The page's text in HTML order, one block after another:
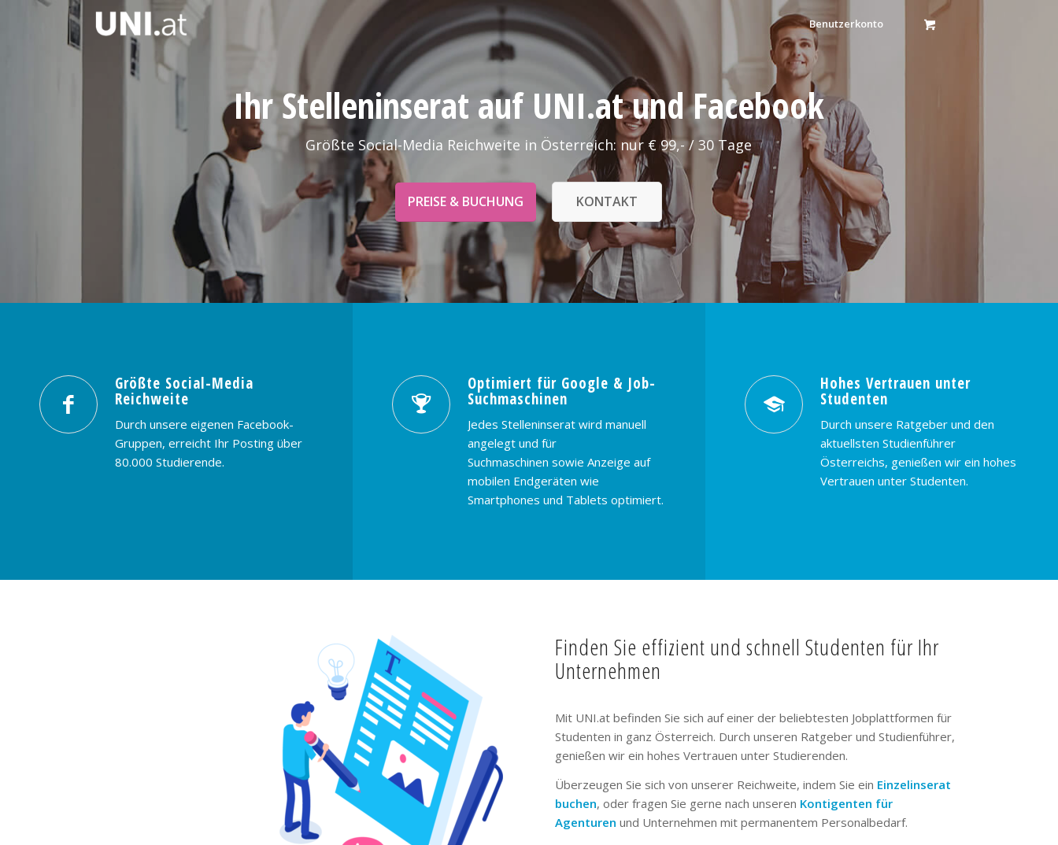
Benutzerkonto
Ihr Stelleninserat auf UNI.at und Facebook
Größte Social-Media Reichweite in Österreich: nur € 99,- / 30 Tage
PREISE & BUCHUNG KONTAKT
Größte Social-Media
Reichweite
Durch unsere eigenen Facebook-
Gruppen, erreicht Ihr Posting über
80.000 Studierende.
Optimiert für Google & Job-
Suchmaschinen
Jedes Stelleninserat wird manuell
angelegt und für
Suchmaschinen sowie Anzeige auf
mobilen Endgeräten wie
Smartphones und Tablets optimiert.
Hohes Vertrauen unter
Studenten
Durch unsere Ratgeber und den
aktuellsten Studienführer
Österreichs, genießen wir ein hohes
Vertrauen unter Studenten.
Finden Sie effizient und schnell Studenten für Ihr
Unternehmen
Mit UNI.at befinden Sie sich auf einer der beliebtesten Jobplattformen für
Studenten in ganz Österreich. Durch unseren Ratgeber und Studienführer,
genießen wir ein hohes Vertrauen unter Studierenden.
Überzeugen Sie sich von unserer Reichweite, indem Sie ein Einzelinserat
buchen, oder fragen Sie gerne nach unseren Kontigenten für
Agenturen und Unternehmen mit permanentem Personalbedarf.